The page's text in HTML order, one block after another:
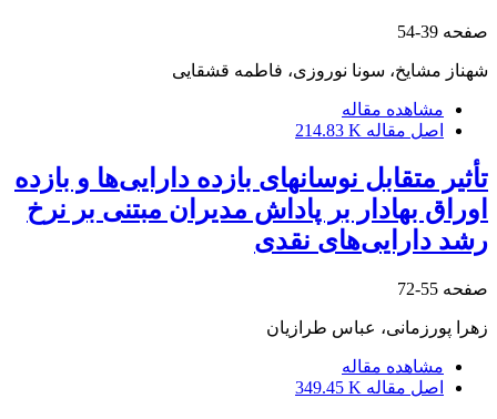
صفحه 39-54
شهناز مشایخ، سونا نوروزی، فاطمه قشقایی
مشاهده مقاله
اصل مقاله 214.83 K
تأثیر متقابل نوسان‎های بازده دارایی‌ها و بازده
اوراق بهادار بر پاداش مدیران مبتنی بر نرخ
رشد دارایی‌های نقدی
صفحه 55-72
زهرا پورزمانی، عباس طرازیان
مشاهده مقاله
اصل مقاله 349.45 K